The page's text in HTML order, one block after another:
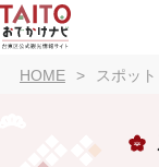
HOME スポッ